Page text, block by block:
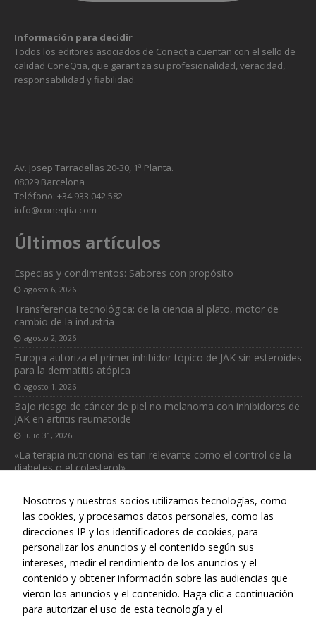
Información para decidir
Todos los editores asociados de Coneqtia cuentan con el sello de
calidad ConeQtia, que garantiza su profesionalidad, veracidad,
responsabilidad y fiabilidad.
Av. Josep Tarradellas 20-30, 1ª Planta.
08029 Barcelona
Teléfono: +34 933 042 582
info@coneqtia.com
Últimos artículos
Especias y condimentos: Sabores con propósito
agosto 6, 2026
Transferencia tecnológica: de la ciencia al plato, motor de
cambio de la industria
agosto 2, 2026
Europa autoriza el primer inhibidor tópico de JAK sin esteroides
para la dermatitis atópica
agosto 1, 2026
Bajo riesgo de cáncer de piel no melanoma con inhibidores de
JAK en artritis reumatoide
julio 31, 2026
«La terapia nutricional es tan relevante como el control de la
diabetes o el colesterol»
Web realizada con el patrocinio del Centro Español de Derechos
Reprográficos
Nosotros y nuestros socios utilizamos tecnologías, como
las cookies, y procesamos datos personales, como las
direcciones IP y los identificadores de cookies, para
personalizar los anuncios y el contenido según sus
intereses, medir el rendimiento de los anuncios y el
contenido y obtener información sobre las audiencias que
vieron los anuncios y el contenido. Haga clic a continuación
para autorizar el uso de esta tecnología y el
opcionales.
necesarias
web.
Estadísticas
Para que
funcionalidad
se usa la web.